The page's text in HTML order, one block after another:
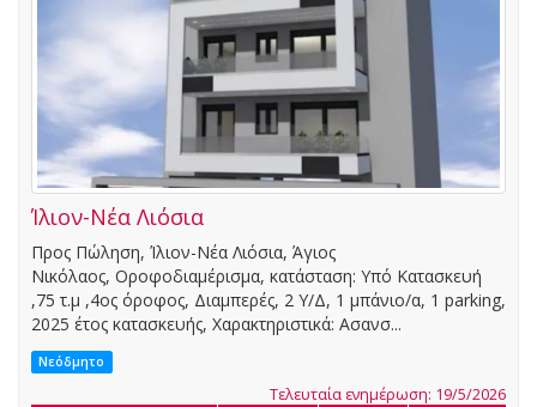
Ίλιον-Νέα Λιόσια
Προς Πώληση, Ίλιον-Νέα Λιόσια, Άγιος
Νικόλαος, Οροφοδιαμέρισμα, κατάσταση: Υπό Κατασκευή
,75 τ.μ ,4ος όροφος, Διαμπερές, 2 Υ/Δ, 1 μπάνιο/α, 1 parking,
2025 έτος κατασκευής, Χαρακτηριστικά: Ασανσ...
Νεόδμητο
Τελευταία ενημέρωση: 19/5/2026